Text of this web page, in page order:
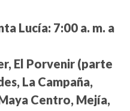
Lucía: 7:00 a. m. a
El Porvenir (parte
La Campaña,
Centro, Mejía,